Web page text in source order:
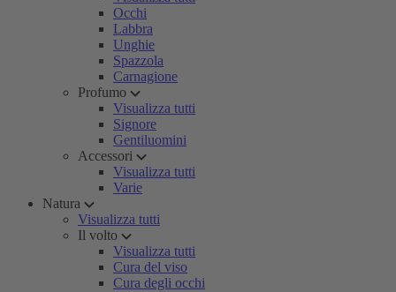
Occhi
Labbra
Unghie
Spazzola
Carnagione
Profumo
Visualizza tutti
Signore
Gentiluomini
Accessori
Visualizza tutti
Varie
Natura
Visualizza tutti
Il volto
Visualizza tutti
Cura del viso
Cura degli occhi